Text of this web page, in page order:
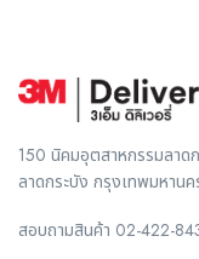
150 นิคมอุตสาหกรรมลาด
ลาดกระบัง กรุงเทพมหานค
สอบถามสินค้า 02-422-